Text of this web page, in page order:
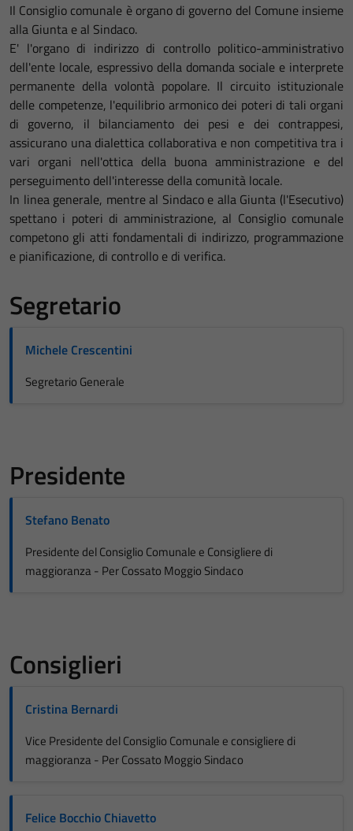
Il Consiglio comunale è organo di governo del Comune insieme
alla Giunta e al Sindaco.
E' l'organo di indirizzo di controllo politico-amministrativo
dell'ente locale, espressivo della domanda sociale e interprete
permanente della volontà popolare. Il circuito istituzionale
delle competenze, l'equilibrio armonico dei poteri di tali organi
di governo, il bilanciamento dei pesi e dei contrappesi,
assicurano una dialettica collaborativa e non competitiva tra i
vari organi nell'ottica della buona amministrazione e del
perseguimento dell'interesse della comunità locale.
In linea generale, mentre al Sindaco e alla Giunta (l'Esecutivo)
spettano i poteri di amministrazione, al Consiglio comunale
competono gli atti fondamentali di indirizzo, programmazione
e pianificazione, di controllo e di verifica.
Segretario
Michele Crescentini
Segretario Generale
Presidente
Stefano Benato
Presidente del Consiglio Comunale e Consigliere di
maggioranza - Per Cossato Moggio Sindaco
Consiglieri
Cristina Bernardi
Vice Presidente del Consiglio Comunale e consigliere di
maggioranza - Per Cossato Moggio Sindaco
Felice Bocchio Chiavetto